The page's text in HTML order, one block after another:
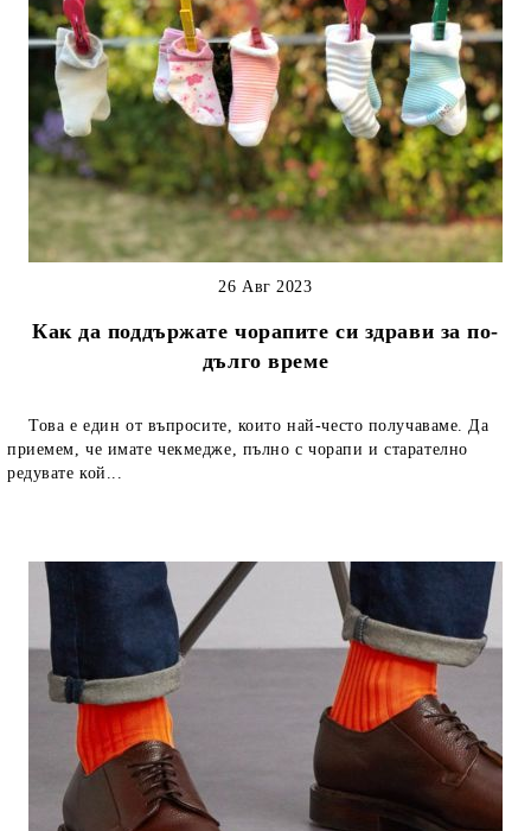
Как да поддържате чорапите си здрави за по-
дълго време
26 Авг 2023
Това е един от въпросите, които най-често получаваме. Да
приемем, че имате чекмедже, пълно с чорапи и старателно
редувате кой...